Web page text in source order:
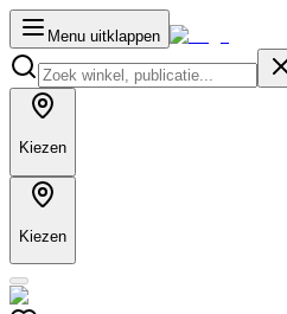
Menu uitklappen
Kiezen
Kiezen